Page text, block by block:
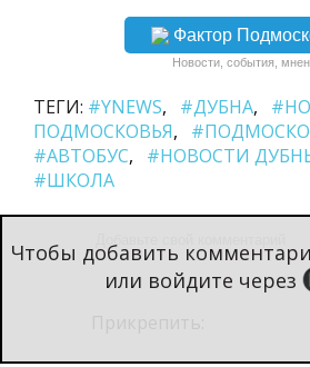
Фактор
Новости, события,
ТЕГИ: #YNEWS #ДУБНА
ПОДМОСКОВЬЯ
#АВТОБУС
#НОВОСТИ
#ШКОЛА
Чтобы добавить
или войдите через